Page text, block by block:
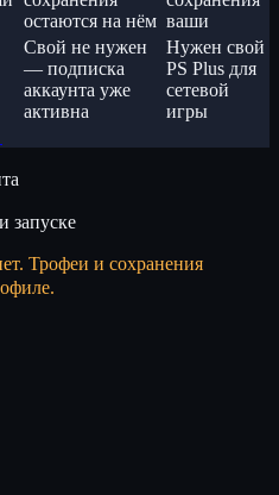
остаются на нём ваши
Свой не нужен
— подписка
аккаунта уже
активна
Нужен свой
PS Plus для
сетевой
игры
запуске
Трофеи и сохранения